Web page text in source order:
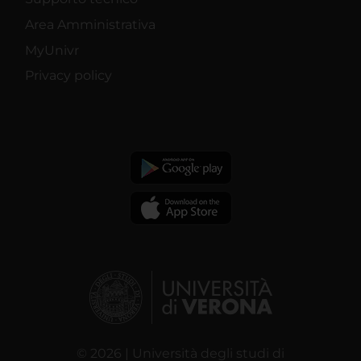
Area Amministrativa
MyUnivr
Privacy policy
© 2026 | Università degli studi di